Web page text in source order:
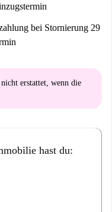
bei Stornierung 29
nicht erstattet , wenn die
hast du: